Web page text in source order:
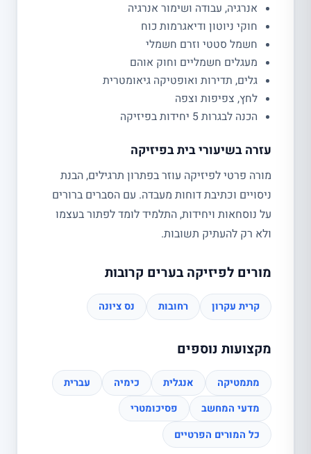
אנרגיה, עבודה ושימור אנרגיה
חוקי ניוטון ודיאגרמות כוח
חשמל סטטי וזרם חשמלי
מעגלים חשמליים וחוק אוהם
גלים, תדירות ואופטיקה גיאומטרית
לחץ, צפיפות וצפה
הכנה לבגרות 5 יחידות בפיזיקה
עזרה בשיעורי בית בפיזיקה
מורה פרטי לפיזיקה עוזר בפתרון תרגילים, הבנת
ניסויים וכתיבת דוחות מעבדה. עם הסברים ברורים
על נוסחאות ויחידות, התלמיד לומד לפתור בעצמו
ולא רק להעתיק תשובות.
מורים לפיזיקה בערים קרובות
קרית עקרון רחובות נס ציונה
מקצועות נוספים
מתמטיקה אנגלית כימיה
עברית
מדעי המחשב
פסיכומטרי
כל המורים הפרטיים